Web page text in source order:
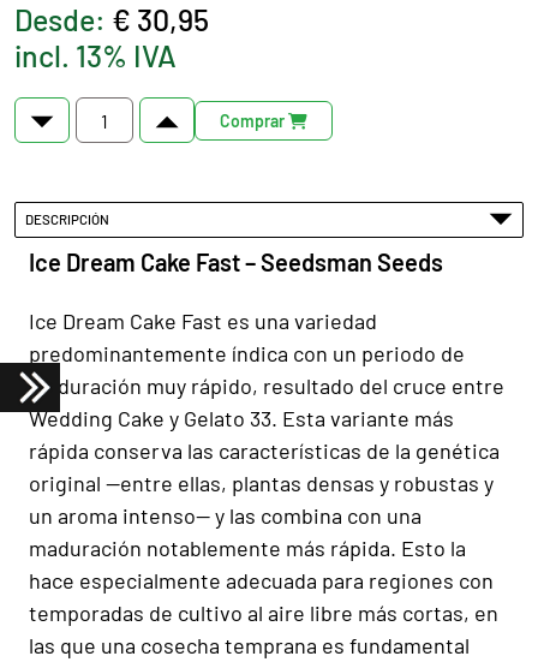
Desde: € 30,95
incl. 13% IVA
Comprar
DESCRIPCIÓN
Ice Dream Cake Fast – Seedsman Seeds
Ice Dream Cake Fast es una variedad
predominantemente índica con un periodo de
maduración muy rápido, resultado del cruce entre
Wedding Cake y Gelato 33. Esta variante más
rápida conserva las características de la genética
original —entre ellas, plantas densas y robustas y
un aroma intenso— y las combina con una
maduración notablemente más rápida. Esto la
hace especialmente adecuada para regiones con
temporadas de cultivo al aire libre más cortas, en
las que una cosecha temprana es fundamental